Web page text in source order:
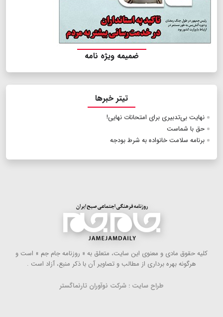
ضمیمه ویژه نامه
تیتر خبرها
نهایت بی‌تدبیری برای امتحانات نهایی!
حق با شماست
برنامه سلامت خانواده به شرط بودجه
كلیه حقوق مادی و معنوی این سایت، متعلق به « روزنامه جام جم » است و
هرگونه بهره ‌برداری از مطالب و تصاویر آن با ذكر منبع، آزاد است .
طراح سایت : شرکت نوآوران تارنماگستر